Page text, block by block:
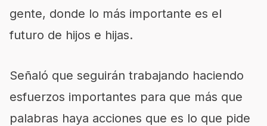
gente, donde lo más importante es el
futuro de hijos e hijas.
Señaló que seguirán trabajando haciendo
esfuerzos importantes para que más que
palabras haya acciones que es lo que pide